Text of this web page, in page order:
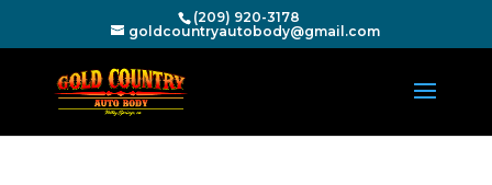
(209) 920-3178
goldcountryautobody@gmail.com